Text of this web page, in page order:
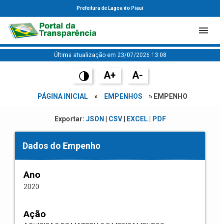
Prefeitura de Lagoa do Piauí
Última atualização em 23/07/2026 13:08
A+ A-
PÁGINA INICIAL » EMPENHOS » EMPENHO
Exportar: JSON CSV| EXCEL| PDF
Dados do Empenho
Ano
2020
Ação